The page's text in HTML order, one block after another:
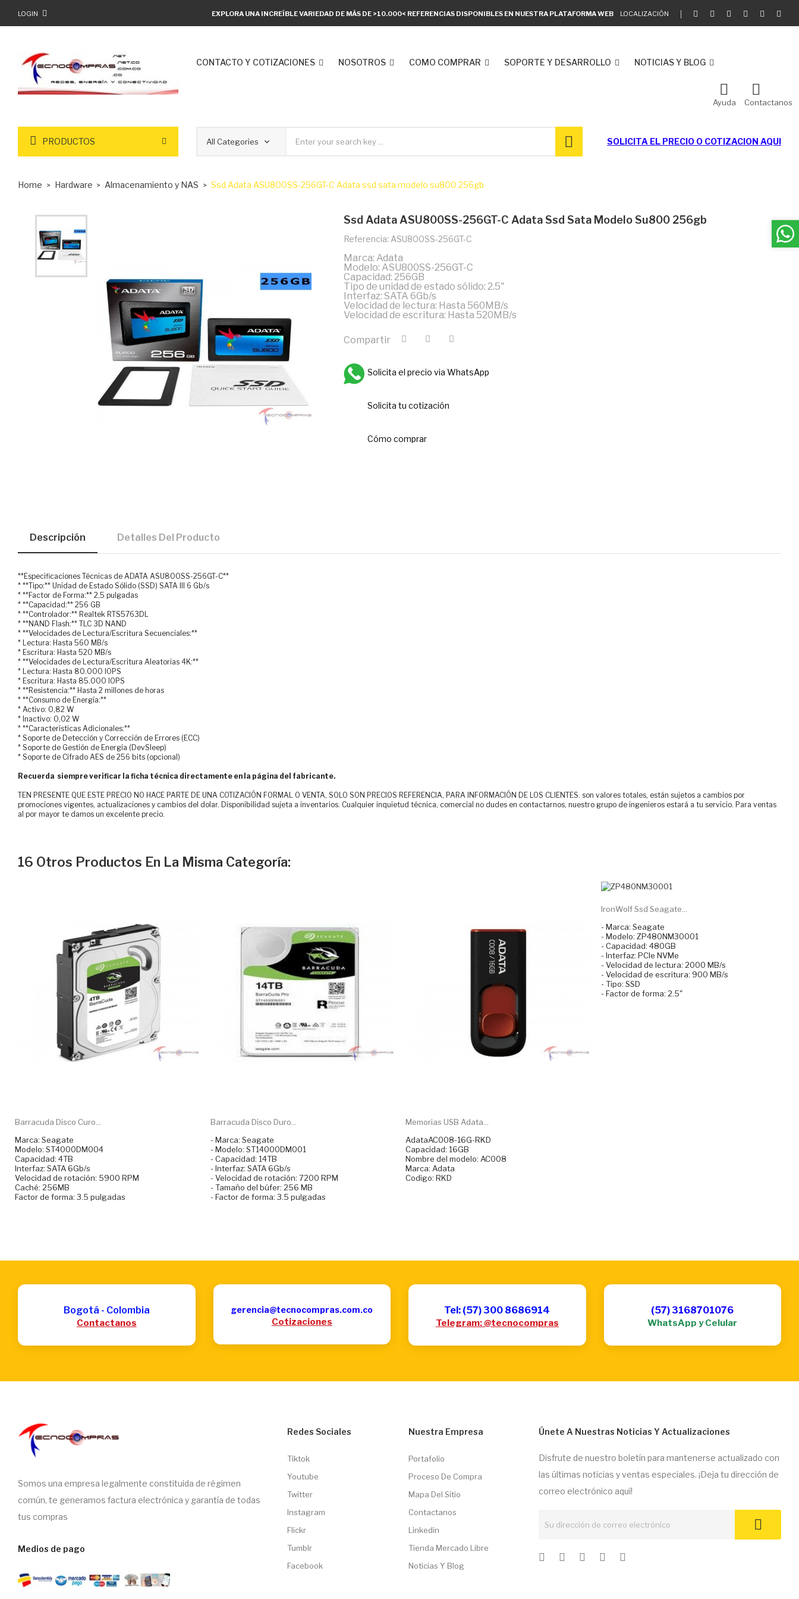
EXPLORA UNA INCREÍBLE VARIEDAD DE MÁS DE >10.000< REFERENCIAS DISPONIBLES EN NUESTRA PLATAFORMA WEB LOCALIZACIÓN
LOGIN
CONTACTO Y COTIZACIONES NOSOTROS COMO COMPRAR SOPORTE Y DESARROLLO NOTICIAS Y BLOG
Ayuda Contactanos
PRODUCTOS SOLICITA EL PRECIO O COTIZACION AQUI
Home Hardware Almacenamiento y NAS Ssd Adata ASU800SS-256GT-C Adata ssd sata modelo su800 256gb
Ssd Adata ASU800SS-256GT-C Adata Ssd Sata Modelo Su800 256gb
Referencia: ASU800SS-256GT-C
Marca: Adata
Modelo: ASU800SS-256GT-C
Capacidad: 256GB
Tipo de unidad de estado sólido: 2.5"
Interfaz: SATA 6Gb/s
Velocidad de lectura: Hasta 560MB/s
Velocidad de escritura: Hasta 520MB/s
Compartir
Solicita el precio via WhatsApp
Solicita tu cotización
Cómo comprar
Descripción Detalles Del Producto
**Especificaciones Técnicas de ADATA ASU800SS-256GT-C**
* **Tipo:** Unidad de Estado Sólido (SSD) SATA III 6 Gb/s
* **Factor de Forma:** 2,5 pulgadas
* **Capacidad:** 256 GB
* **Controlador:** Realtek RTS5763DL
* **NAND Flash:** TLC 3D NAND
* **Velocidades de Lectura/Escritura Secuenciales:**
* Lectura: Hasta 560 MB/s
* Escritura: Hasta 520 MB/s
* **Velocidades de Lectura/Escritura Aleatorias 4K:**
* Lectura: Hasta 80.000 IOPS
* Escritura: Hasta 85.000 IOPS
* **Resistencia:** Hasta 2 millones de horas
* **Consumo de Energía:**
* Activo: 0,82 W
* Inactivo: 0,02 W
* **Características Adicionales:**
* Soporte de Detección y Corrección de Errores (ECC)
* Soporte de Gestión de Energía (DevSleep)
* Soporte de Cifrado AES de 256 bits (opcional)
Recuerda siempre verificar la ficha técnica directamente en la página del fabricante.
TEN PRESENTE QUE ESTE PRECIO NO HACE PARTE DE UNA COTIZACIÓN FORMAL O VENTA, SOLO SON PRECIOS REFERENCIA, PARA INFORMACIÓN DE LOS CLIENTES. son valores totales, están sujetos a cambios por
promociones vigentes, actualizaciones y cambios del dolar. Disponibilidad sujeta a inventarios. Cualquier inquietud técnica, comercial no dudes en contactarnos, nuestro grupo de ingenieros estará a tu servicio. Para ventas
al por mayor te damos un excelente precio.
16 Otros Productos En La Misma Categoría:
Barracuda Disco Curo...
Marca: Seagate
Modelo: ST4000DM004
Capacidad: 4TB
Interfaz: SATA 6Gb/s
Velocidad de rotación: 5900 RPM
Caché: 256MB
Factor de forma: 3.5 pulgadas
Barracuda Disco Duro...
- Marca: Seagate
- Modelo: ST14000DM001
- Capacidad: 14TB
- Interfaz: SATA 6Gb/s
- Velocidad de rotación: 7200 RPM
- Tamaño del búfer: 256 MB
- Factor de forma: 3.5 pulgadas
Memorias USB Adata...
AdataAC008-16G-RKD
Capacidad: 16GB
Nombre del modelo: AC008
Marca: Adata
Codigo: RKD
IronWolf Ssd Seagate...
- Marca: Seagate
- Modelo: ZP480NM30001
- Capacidad: 480GB
- Interfaz: PCIe NVMe
- Velocidad de lectura: 2000 MB/s
- Velocidad de escritura: 900 MB/s
- Tipo: SSD
- Factor de forma: 2.5"
Bogotá - Colombia
Contactanos
gerencia@tecnocompras.com.co
Cotizaciones
Tel: (57) 300 8686914
Telegram: @tecnocompras
(57) 3168701076
WhatsApp y Celular
Somos una empresa legalmente constituida de régimen
común, te generamos factura electrónica y garantía de todas
tus compras
Medios de pago
Redes Sociales
Tiktok
Youtube
Twitter
Instagram
Flickr
Tumblr
Facebook
Nuestra Empresa
Portafolio
Proceso De Compra
Mapa Del Sitio
Contactanos
Linkedin
Tienda Mercado Libre
Noticias Y Blog
Únete A Nuestras Noticias Y Actualizaciones
Disfrute de nuestro boletín para mantenerse actualizado con
las últimas noticias y ventas especiales. ¡Deja tu dirección de
correo electrónico aquí!